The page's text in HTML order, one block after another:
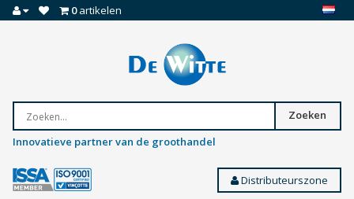
0artikelen
Zoeken
Innovatieve partner van de groothandel
Distributeurszone